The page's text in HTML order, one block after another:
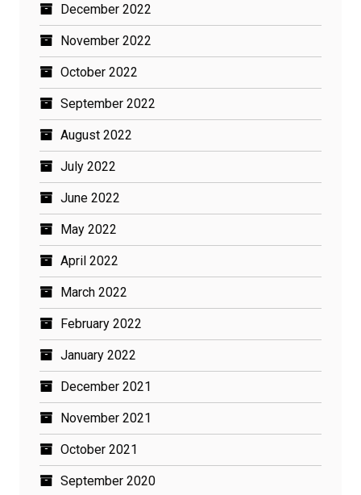
December 2022
November 2022
October 2022
September 2022
August 2022
July 2022
June 2022
May 2022
April 2022
March 2022
February 2022
January 2022
December 2021
November 2021
October 2021
September 2020